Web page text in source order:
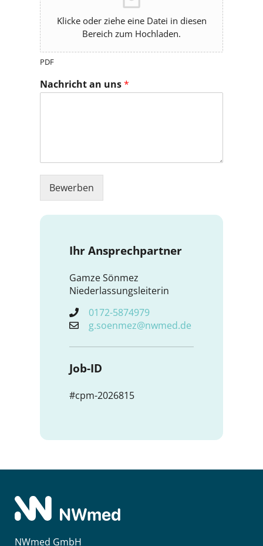
Klicke oder ziehe eine Datei in diesen
Bereich zum Hochladen.
PDF
Nachricht an uns*
Bewerben
Ihr Ansprechpartner
Gamze Sönmez
Niederlassungsleiterin
0172-5874979
g.soenmez@nwmed.de
Job-ID
#cpm-2026815
NWmed GmbH